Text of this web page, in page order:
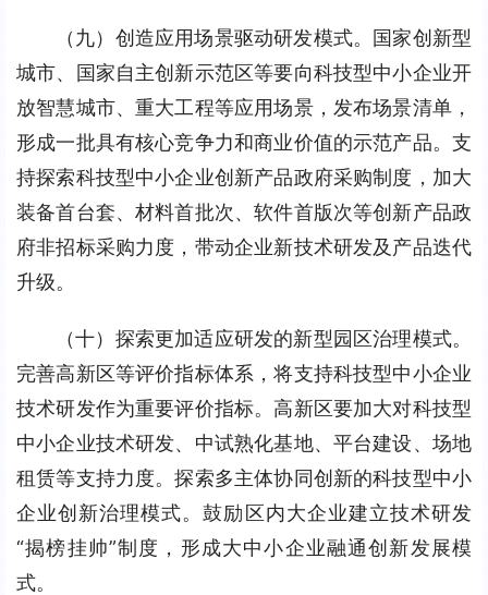
（九）创造应用场景驱动研发模式。国家创新型
城市、国家自主创新示范区等要向科技型中小企业开
放智慧城市、重大工程等应用场景，发布场景清单，
形成一批具有核心竞争力和商业价值的示范产品。支
持探索科技型中小企业创新产品政府采购制度，加大
装备首台套、材料首批次、软件首版次等创新产品政
府非招标采购力度，带动企业新技术研发及产品迭代
升级。
（十）探索更加适应研发的新型园区治理模式。
完善高新区等评价指标体系，将支持科技型中小企业
技术研发作为重要评价指标。高新区要加大对科技型
中小企业技术研发、中试熟化基地、平台建设、场地
租赁等支持力度。探索多主体协同创新的科技型中小
企业创新治理模式。鼓励区内大企业建立技术研发
“揭榜挂帅”制度，形成大中小企业融通创新发展模
式。